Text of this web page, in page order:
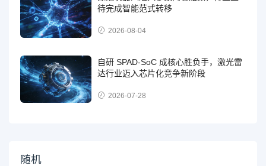
待完成智能范式转移
2026-08-04
自研 SPAD-SoC 成核心胜负手，激光雷
达行业迈入芯片化竞争新阶段
2026-07-28
随机